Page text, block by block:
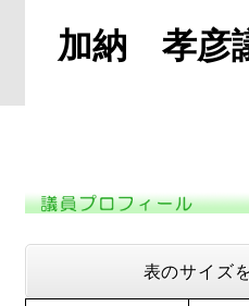
加納 孝彦
表のサイズ